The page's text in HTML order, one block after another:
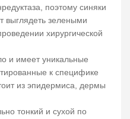
поэтому синяки
выглядеть зелеными
хирургической
и имеет уникальные
к специфике
из эпидермиса, дермы
тонкий и сухой по